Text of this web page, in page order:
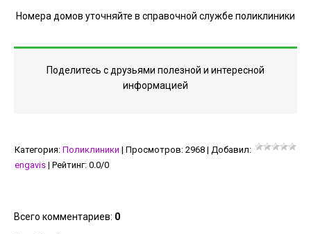
Номера домов уточняйте в справочной службе поликлиники
Поделитесь с друзьями полезной и интересной
информацией
Категория: Поликлиники | Просмотров: 2968 | Добавил:
engavis | Рейтинг: 0.0/0
Всего комментариев: 0